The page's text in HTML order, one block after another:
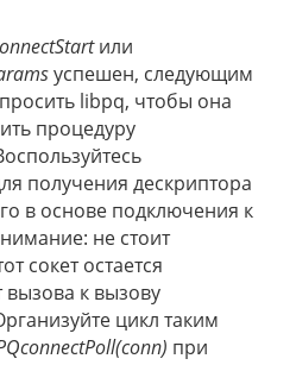
или
успешен, следующим
libpq, чтобы она
процедуру
получения дескриптора
в основе подключения к
не стоит
сокет остается
к вызову
цикл таким
при